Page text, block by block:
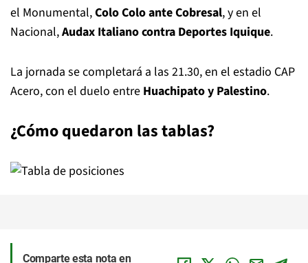
el Monumental,Colo Colo ante Cobresal, y en el
Nacional,Audax Italiano contra Deportes Iquique.
La jornada se completará a las 21.30, en el estadio CAP
Acero, con el duelo entre Huachipato y Palestino.
¿Cómo quedaron las tablas?
Comparte esta nota en